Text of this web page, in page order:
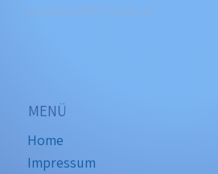
MENÜ
Home
Impressum